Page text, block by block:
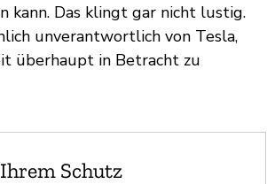
kann. Das klingt gar nicht lustig.
unverantwortlich von Tesla,
überhaupt in Betracht zu
Schutz